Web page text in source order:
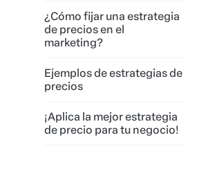
¿Cómo fijar una estrategia
de precios en el
marketing?
Ejemplos de estrategias de
precios
¡Aplica la mejor estrategia
de precio para tu negocio!